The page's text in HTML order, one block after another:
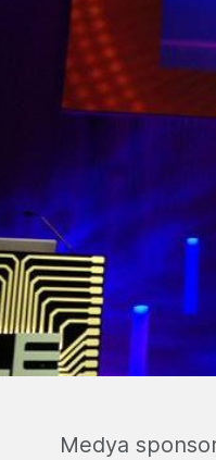
Medya